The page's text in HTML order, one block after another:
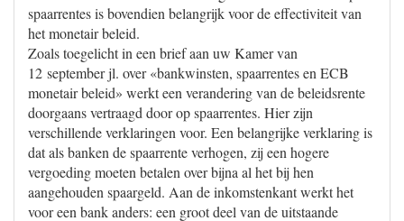
spaarrentes is bovendien belangrijk voor de effectiviteit van
het monetair beleid.
Zoals toegelicht in een brief aan uw Kamer van
12 september jl. over «bankwinsten, spaarrentes en ECB
monetair beleid» werkt een verandering van de beleidsrente
doorgaans vertraagd door op spaarrentes. Hier zijn
verschillende verklaringen voor. Een belangrijke verklaring is
dat als banken de spaarrente verhogen, zij een hogere
vergoeding moeten betalen over bijna al het bij hen
aangehouden spaargeld. Aan de inkomstenkant werkt het
voor een bank anders: een groot deel van de uitstaande